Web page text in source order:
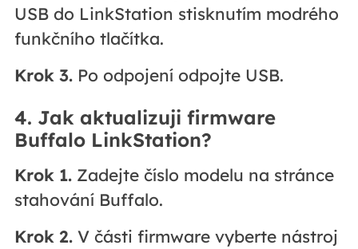
USB do LinkStation stisknutím modrého
funkčního tlačítka.
Krok 3.Po odpojení odpojte USB.
4. Jak aktualizuji firmware
Buffalo LinkStation?
Krok 1.Zadejte číslo modelu na stránce
stahování Buffalo.
Krok 2.V části firmware vyberte nástroj